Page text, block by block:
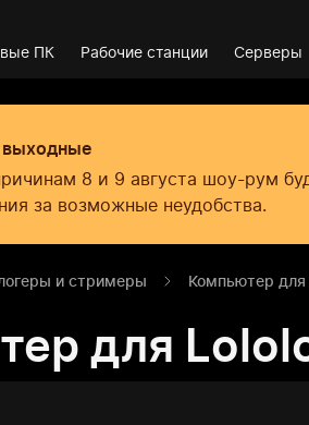
ПК Рабочие станции Серверы
8 и 9 августа шоу-рум
за возможные неудобства.
и стримеры Компьютер для
для